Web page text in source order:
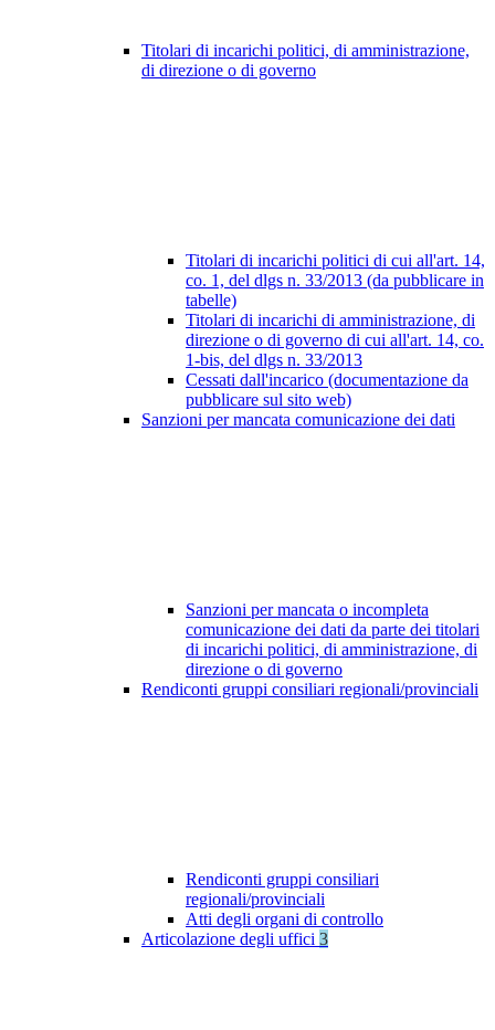
Titolari di incarichi politici, di amministrazione,
di direzione o di governo
Titolari di incarichi politici di cui all'art. 14,
co. 1, del dlgs n. 33/2013 (da pubblicare in
tabelle)
Titolari di incarichi di amministrazione, di
direzione o di governo di cui all'art. 14, co.
1-bis, del dlgs n. 33/2013
Cessati dall'incarico (documentazione da
pubblicare sul sito web)
Sanzioni per mancata comunicazione dei dati
Sanzioni per mancata o incompleta
comunicazione dei dati da parte dei titolari
di incarichi politici, di amministrazione, di
direzione o di governo
Rendiconti gruppi consiliari regionali/provinciali
Rendiconti gruppi consiliari
regionali/provinciali
Atti degli organi di controllo
Articolazione degli uffici 3